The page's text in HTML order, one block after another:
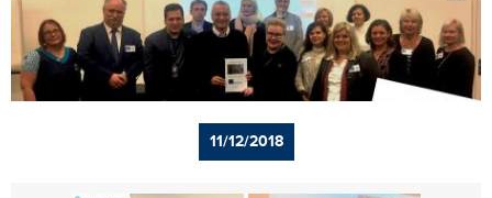
11/12/2018